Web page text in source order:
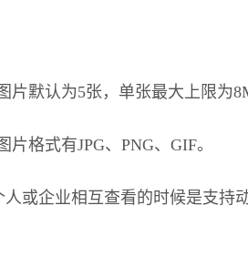
片默认为5张，单张最大上限为
格式有JPG、PNG、GIF。
人或企业相互查看的时候是支